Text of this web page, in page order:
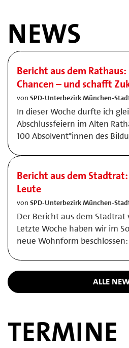
NEWS
Bericht aus dem
Chancen – und schafft
von SPD-Unterbezirk München-
In dieser Woche durfte ich
Abschlussfeiern im Alten
100 Absolvent*innen des
Bericht aus dem
Leute
von SPD-Unterbezirk München-
Der Bericht aus dem Stadtrat
Letzte Woche haben wir im
neue Wohnform
ALLE
TERMINE